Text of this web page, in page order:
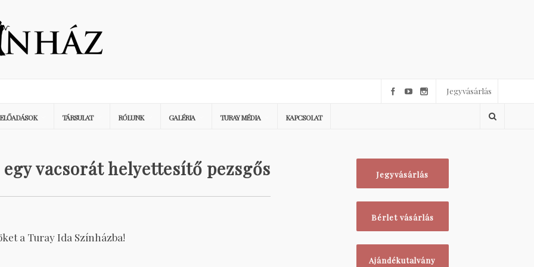
Jegyvásárlás
ELŐADÁSOK TÁRSULAT RÓLUNK GALÉRIA TURAY MÉDIA KAPCSOLAT
vacsorát helyettesítő pezsgős
a Turay Ida Színházba!
Jegyvásárlás
Bérlet vásárlás
Ajándékutalvány